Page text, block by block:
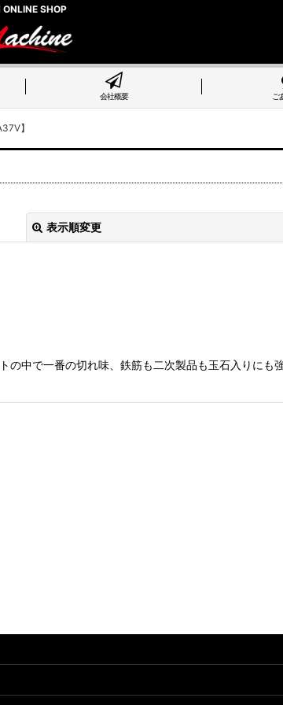
ONLINE SHOP
会社概要 ご
】
表示順変更
絞り込む
中で一番の切れ味、鉄筋も二次製品も玉石入りにも